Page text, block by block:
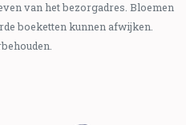
van het bezorgadres. Bloemen
boeketten kunnen afwijken.